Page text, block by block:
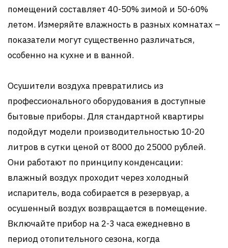
помещений составляет 40-50% зимой и 50-60%
летом. Измеряйте влажность в разных комнатах –
показатели могут существенно различаться,
особенно на кухне и в ванной.
Осушители воздуха превратились из
профессионального оборудования в доступные
бытовые приборы. Для стандартной квартиры
подойдут модели производительностью 10-20
литров в сутки ценой от 8000 до 25000 рублей.
Они работают по принципу конденсации:
влажный воздух проходит через холодный
испаритель, вода собирается в резервуар, а
осушенный воздух возвращается в помещение.
Включайте прибор на 2-3 часа ежедневно в
период отопительного сезона, когда